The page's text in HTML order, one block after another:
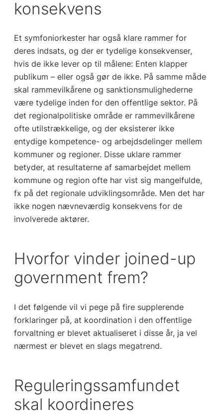
konsekvens
Et symfoniorkester har også klare rammer for
deres indsats, og der er tydelige konsekvenser,
hvis de ikke lever op til målene: Enten klapper
publikum – eller også gør de ikke. På samme måde
skal rammevilkårene og sanktionsmulighederne
være tydelige inden for den offentlige sektor. På
det regionalpolitiske område er rammevilkårene
ofte utilstrækkelige, og der eksisterer ikke
entydige kompetence- og arbejdsdelinger mellem
kommuner og regioner. Disse uklare rammer
betyder, at resultaterne af samarbejdet mellem
kommune og region ofte har vist sig mangelfulde,
fx på det regionale udviklingsområde. Men det har
ikke nogen nævneværdig konsekvens for de
involverede aktører.
Hvorfor vinder joined-up
government frem?
I det følgende vil vi pege på fire supplerende
forklaringer på, at koordination i den offentlige
forvaltning er blevet aktualiseret i disse år, ja vel
nærmest er blevet en slags megatrend.
Reguleringssamfundet
skal koordineres